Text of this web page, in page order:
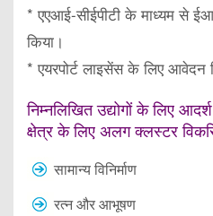
* एएआई-सीईपीटी के माध्यम से
किया।
* एयरपोर्ट लाइसेंस के लिए आवेदन
निम्नलिखित उद्योगों के लिए
क्षेत्र के लिए अलग क्लस्टर
सामान्य विनिर्माण
रत्न और आभूषण